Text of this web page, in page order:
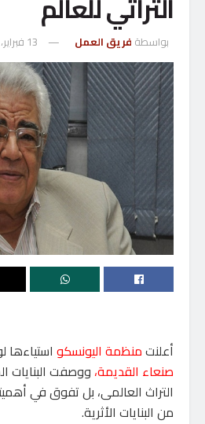
بواسطة فريق العمل 13 فبراير، 2023
أعلنتمنظمة اليونسكو استياءها
صنعاء القديمة، ووصفت البنايات
التراث العالمى، بل تفوق في
من البنايات الأثرية.